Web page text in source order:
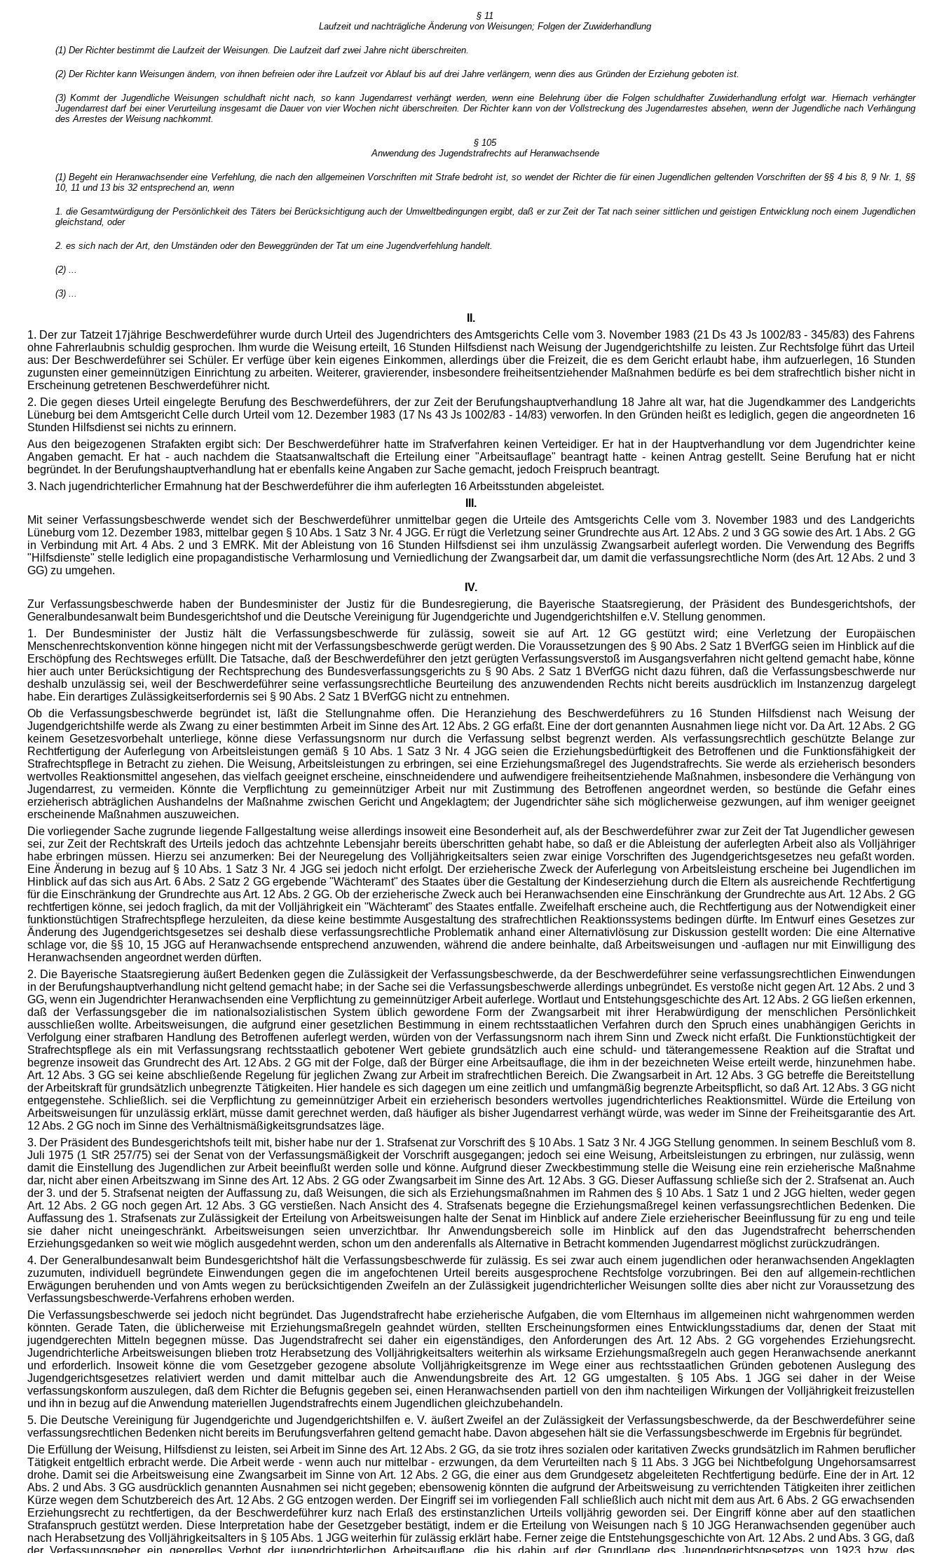
§ 11
Laufzeit und nachträgliche Änderung von Weisungen; Folgen der Zuwiderhandlung
(1) Der Richter bestimmt die Laufzeit der Weisungen. Die Laufzeit darf zwei Jahre nicht überschreiten.
(2) Der Richter kann Weisungen ändern, von ihnen befreien oder ihre Laufzeit vor Ablauf bis auf drei Jahre verlängern, wenn dies aus Gründen der Erziehung geboten ist.
(3) Kommt der Jugendliche Weisungen schuldhaft nicht nach, so kann Jugendarrest verhängt werden, wenn eine Belehrung über die Folgen schuldhafter Zuwiderhandlung erfolgt war. Hiernach verhängter
Jugendarrest darf bei einer Verurteilung insgesamt die Dauer von vier Wochen nicht überschreiten. Der Richter kann von der Vollstreckung des Jugendarrestes absehen, wenn der Jugendliche nach Verhängung
des Arrestes der Weisung nachkommt.
§ 105
Anwendung des Jugendstrafrechts auf Heranwachsende
(1) Begeht ein Heranwachsender eine Verfehlung, die nach den allgemeinen Vorschriften mit Strafe bedroht ist, so wendet der Richter die für einen Jugendlichen geltenden Vorschriften der §§ 4 bis 8, 9 Nr. 1, §§
10, 11 und 13 bis 32 entsprechend an, wenn
1. die Gesamtwürdigung der Persönlichkeit des Täters bei Berücksichtigung auch der Umweltbedingungen ergibt, daß er zur Zeit der Tat nach seiner sittlichen und geistigen Entwicklung noch einem Jugendlichen
gleichstand, oder
2. es sich nach der Art, den Umständen oder den Beweggründen der Tat um eine Jugendverfehlung handelt.
(2) ...
(3) ...
II.
1. Der zur Tatzeit 17jährige Beschwerdeführer wurde durch Urteil des Jugendrichters des Amtsgerichts Celle vom 3. November 1983 (21 Ds 43 Js 1002/83 - 345/83) des Fahrens
ohne Fahrerlaubnis schuldig gesprochen. Ihm wurde die Weisung erteilt, 16 Stunden Hilfsdienst nach Weisung der Jugendgerichtshilfe zu leisten. Zur Rechtsfolge führt das Urteil
aus: Der Beschwerdeführer sei Schüler. Er verfüge über kein eigenes Einkommen, allerdings über die Freizeit, die es dem Gericht erlaubt habe, ihm aufzuerlegen, 16 Stunden
zugunsten einer gemeinnützigen Einrichtung zu arbeiten. Weiterer, gravierender, insbesondere freiheitsentziehender Maßnahmen bedürfe es bei dem strafrechtlich bisher nicht in
Erscheinung getretenen Beschwerdeführer nicht.
2. Die gegen dieses Urteil eingelegte Berufung des Beschwerdeführers, der zur Zeit der Berufungshauptverhandlung 18 Jahre alt war, hat die Jugendkammer des Landgerichts
Lüneburg bei dem Amtsgericht Celle durch Urteil vom 12. Dezember 1983 (17 Ns 43 Js 1002/83 - 14/83) verworfen. In den Gründen heißt es lediglich, gegen die angeordneten 16
Stunden Hilfsdienst sei nichts zu erinnern.
Aus den beigezogenen Strafakten ergibt sich: Der Beschwerdeführer hatte im Strafverfahren keinen Verteidiger. Er hat in der Hauptverhandlung vor dem Jugendrichter keine
Angaben gemacht. Er hat - auch nachdem die Staatsanwaltschaft die Erteilung einer "Arbeitsauflage" beantragt hatte - keinen Antrag gestellt. Seine Berufung hat er nicht
begründet. In der Berufungshauptverhandlung hat er ebenfalls keine Angaben zur Sache gemacht, jedoch Freispruch beantragt.
3. Nach jugendrichterlicher Ermahnung hat der Beschwerdeführer die ihm auferlegten 16 Arbeitsstunden abgeleistet.
III.
Mit seiner Verfassungsbeschwerde wendet sich der Beschwerdeführer unmittelbar gegen die Urteile des Amtsgerichts Celle vom 3. November 1983 und des Landgerichts
Lüneburg vom 12. Dezember 1983, mittelbar gegen § 10 Abs. 1 Satz 3 Nr. 4 JGG. Er rügt die Verletzung seiner Grundrechte aus Art. 12 Abs. 2 und 3 GG sowie des Art. 1 Abs. 2 GG
in Verbindung mit Art. 4 Abs. 2 und 3 EMRK. Mit der Ableistung von 16 Stunden Hilfsdienst sei ihm unzulässig Zwangsarbeit auferlegt worden. Die Verwendung des Begriffs
"Hilfsdienste" stelle lediglich eine propagandistische Verharmlosung und Verniedlichung der Zwangsarbeit dar, um damit die verfassungsrechtliche Norm (des Art. 12 Abs. 2 und 3
GG) zu umgehen.
IV.
Zur Verfassungsbeschwerde haben der Bundesminister der Justiz für die Bundesregierung, die Bayerische Staatsregierung, der Präsident des Bundesgerichtshofs, der
Generalbundesanwalt beim Bundesgerichtshof und die Deutsche Vereinigung für Jugendgerichte und Jugendgerichtshilfen e.V. Stellung genommen.
1. Der Bundesminister der Justiz hält die Verfassungsbeschwerde für zulässig, soweit sie auf Art. 12 GG gestützt wird; eine Verletzung der Europäischen
Menschenrechtskonvention könne hingegen nicht mit der Verfassungsbeschwerde gerügt werden. Die Voraussetzungen des § 90 Abs. 2 Satz 1 BVerfGG seien im Hinblick auf die
Erschöpfung des Rechtsweges erfüllt. Die Tatsache, daß der Beschwerdeführer den jetzt gerügten Verfassungsverstoß im Ausgangsverfahren nicht geltend gemacht habe, könne
hier auch unter Berücksichtigung der Rechtsprechung des Bundesverfassungsgerichts zu § 90 Abs. 2 Satz 1 BVerfGG nicht dazu führen, daß die Verfassungsbeschwerde nur
deshalb unzulässig sei, weil der Beschwerdeführer seine verfassungsrechtliche Beurteilung des anzuwendenden Rechts nicht bereits ausdrücklich im Instanzenzug dargelegt
habe. Ein derartiges Zulässigkeitserfordernis sei § 90 Abs. 2 Satz 1 BVerfGG nicht zu entnehmen.
Ob die Verfassungsbeschwerde begründet ist, läßt die Stellungnahme offen. Die Heranziehung des Beschwerdeführers zu 16 Stunden Hilfsdienst nach Weisung der
Jugendgerichtshilfe werde als Zwang zu einer bestimmten Arbeit im Sinne des Art. 12 Abs. 2 GG erfaßt. Eine der dort genannten Ausnahmen liege nicht vor. Da Art. 12 Abs. 2 GG
keinem Gesetzesvorbehalt unterliege, könne diese Verfassungsnorm nur durch die Verfassung selbst begrenzt werden. Als verfassungsrechtlich geschützte Belange zur
Rechtfertigung der Auferlegung von Arbeitsleistungen gemäß § 10 Abs. 1 Satz 3 Nr. 4 JGG seien die Erziehungsbedürftigkeit des Betroffenen und die Funktionsfähigkeit der
Strafrechtspflege in Betracht zu ziehen. Die Weisung, Arbeitsleistungen zu erbringen, sei eine Erziehungsmaßregel des Jugendstrafrechts. Sie werde als erzieherisch besonders
wertvolles Reaktionsmittel angesehen, das vielfach geeignet erscheine, einschneidendere und aufwendigere freiheitsentziehende Maßnahmen, insbesondere die Verhängung von
Jugendarrest, zu vermeiden. Könnte die Verpflichtung zu gemeinnütziger Arbeit nur mit Zustimmung des Betroffenen angeordnet werden, so bestünde die Gefahr eines
erzieherisch abträglichen Aushandelns der Maßnahme zwischen Gericht und Angeklagtem; der Jugendrichter sähe sich möglicherweise gezwungen, auf ihm weniger geeignet
erscheinende Maßnahmen auszuweichen.
Die vorliegender Sache zugrunde liegende Fallgestaltung weise allerdings insoweit eine Besonderheit auf, als der Beschwerdeführer zwar zur Zeit der Tat Jugendlicher gewesen
sei, zur Zeit der Rechtskraft des Urteils jedoch das achtzehnte Lebensjahr bereits überschritten gehabt habe, so daß er die Ableistung der auferlegten Arbeit also als Volljähriger
habe erbringen müssen. Hierzu sei anzumerken: Bei der Neuregelung des Volljährigkeitsalters seien zwar einige Vorschriften des Jugendgerichtsgesetzes neu gefaßt worden.
Eine Änderung in bezug auf § 10 Abs. 1 Satz 3 Nr. 4 JGG sei jedoch nicht erfolgt. Der erzieherische Zweck der Auferlegung von Arbeitsleistung erscheine bei Jugendlichen im
Hinblick auf das sich aus Art. 6 Abs. 2 Satz 2 GG ergebende "Wächteramt" des Staates über die Gestaltung der Kindeserziehung durch die Eltern als ausreichende Rechtfertigung
für die Einschränkung der Grundrechte aus Art. 12 Abs. 2 GG. Ob der erzieherische Zweck auch bei Heranwachsenden eine Einschränkung der Grundrechte aus Art. 12 Abs. 2 GG
rechtfertigen könne, sei jedoch fraglich, da mit der Volljährigkeit ein "Wächteramt" des Staates entfalle. Zweifelhaft erscheine auch, die Rechtfertigung aus der Notwendigkeit einer
funktionstüchtigen Strafrechtspflege herzuleiten, da diese keine bestimmte Ausgestaltung des strafrechtlichen Reaktionssystems bedingen dürfte. Im Entwurf eines Gesetzes zur
Änderung des Jugendgerichtsgesetzes sei deshalb diese verfassungsrechtliche Problematik anhand einer Alternativlösung zur Diskussion gestellt worden: Die eine Alternative
schlage vor, die §§ 10, 15 JGG auf Heranwachsende entsprechend anzuwenden, während die andere beinhalte, daß Arbeitsweisungen und -auflagen nur mit Einwilligung des
Heranwachsenden angeordnet werden dürften.
2. Die Bayerische Staatsregierung äußert Bedenken gegen die Zulässigkeit der Verfassungsbeschwerde, da der Beschwerdeführer seine verfassungsrechtlichen Einwendungen
in der Berufungshauptverhandlung nicht geltend gemacht habe; in der Sache sei die Verfassungsbeschwerde allerdings unbegründet. Es verstoße nicht gegen Art. 12 Abs. 2 und 3
GG, wenn ein Jugendrichter Heranwachsenden eine Verpflichtung zu gemeinnütziger Arbeit auferlege. Wortlaut und Entstehungsgeschichte des Art. 12 Abs. 2 GG ließen erkennen,
daß der Verfassungsgeber die im nationalsozialistischen System üblich gewordene Form der Zwangsarbeit mit ihrer Herabwürdigung der menschlichen Persönlichkeit
ausschließen wollte. Arbeitsweisungen, die aufgrund einer gesetzlichen Bestimmung in einem rechtsstaatlichen Verfahren durch den Spruch eines unabhängigen Gerichts in
Verfolgung einer strafbaren Handlung des Betroffenen auferlegt werden, würden von der Verfassungsnorm nach ihrem Sinn und Zweck nicht erfaßt. Die Funktionstüchtigkeit der
Strafrechtspflege als ein mit Verfassungsrang rechtsstaatlich gebotener Wert gebiete grundsätzlich auch eine schuld- und täterangemessene Reaktion auf die Straftat und
begrenze insoweit das Grundrecht des Art. 12 Abs. 2 GG mit der Folge, daß der Bürger eine Arbeitsauflage, die ihm in der bezeichneten Weise erteilt werde, hinzunehmen habe.
Art. 12 Abs. 3 GG sei keine abschließende Regelung für jeglichen Zwang zur Arbeit im strafrechtlichen Bereich. Die Zwangsarbeit in Art. 12 Abs. 3 GG betreffe die Bereitstellung
der Arbeitskraft für grundsätzlich unbegrenzte Tätigkeiten. Hier handele es sich dagegen um eine zeitlich und umfangmäßig begrenzte Arbeitspflicht, so daß Art. 12 Abs. 3 GG nicht
entgegenstehe. Schließlich. sei die Verpflichtung zu gemeinnütziger Arbeit ein erzieherisch besonders wertvolles jugendrichterliches Reaktionsmittel. Würde die Erteilung von
Arbeitsweisungen für unzulässig erklärt, müsse damit gerechnet werden, daß häufiger als bisher Jugendarrest verhängt würde, was weder im Sinne der Freiheitsgarantie des Art.
12 Abs. 2 GG noch im Sinne des Verhältnismäßigkeitsgrundsatzes läge.
3. Der Präsident des Bundesgerichtshofs teilt mit, bisher habe nur der 1. Strafsenat zur Vorschrift des § 10 Abs. 1 Satz 3 Nr. 4 JGG Stellung genommen. In seinem Beschluß vom 8.
Juli 1975 (1 StR 257/75) sei der Senat von der Verfassungsmäßigkeit der Vorschrift ausgegangen; jedoch sei eine Weisung, Arbeitsleistungen zu erbringen, nur zulässig, wenn
damit die Einstellung des Jugendlichen zur Arbeit beeinflußt werden solle und könne. Aufgrund dieser Zweckbestimmung stelle die Weisung eine rein erzieherische Maßnahme
dar, nicht aber einen Arbeitszwang im Sinne des Art. 12 Abs. 2 GG oder Zwangsarbeit im Sinne des Art. 12 Abs. 3 GG. Dieser Auffassung schließe sich der 2. Strafsenat an. Auch
der 3. und der 5. Strafsenat neigten der Auffassung zu, daß Weisungen, die sich als Erziehungsmaßnahmen im Rahmen des § 10 Abs. 1 Satz 1 und 2 JGG hielten, weder gegen
Art. 12 Abs. 2 GG noch gegen Art. 12 Abs. 3 GG verstießen. Nach Ansicht des 4. Strafsenats begegne die Erziehungsmaßregel keinen verfassungsrechtlichen Bedenken. Die
Auffassung des 1. Strafsenats zur Zulässigkeit der Erteilung von Arbeitsweisungen halte der Senat im Hinblick auf andere Ziele erzieherischer Beeinflussung für zu eng und teile
sie daher nicht uneingeschränkt. Arbeitsweisungen seien unverzichtbar. Ihr Anwendungsbereichsolle im Hinblick auf den das Jugendstrafrecht beherrschenden
Erziehungsgedanken so weit wie möglich ausgedehnt werden, schon um den anderenfalls als Alternative in Betracht kommenden Jugendarrest möglichst zurückzudrängen.
4. Der Generalbundesanwalt beim Bundesgerichtshof hält die Verfassungsbeschwerde für zulässig. Es sei zwar auch einem jugendlichen oder heranwachsenden Angeklagten
zuzumuten, individuell begründete Einwendungen gegen die im angefochtenen Urteil bereits ausgesprochene Rechtsfolge vorzubringen. Bei den auf allgemein-rechtlichen
Erwägungen beruhenden und von Amts wegen zu berücksichtigenden Zweifeln an der Zulässigkeit jugendrichterlicher Weisungen sollte dies aber nicht zur Voraussetzung des
Verfassungsbeschwerde-Verfahrens erhoben werden.
Die Verfassungsbeschwerde sei jedoch nicht begründet. Das Jugendstrafrecht habe erzieherische Aufgaben, die vom Elternhaus im allgemeinen nicht wahrgenommen werden
könnten. Gerade Taten, die üblicherweise mit Erziehungsmaßregeln geahndet würden, stellten Erscheinungsformen eines Entwicklungsstadiums dar, denen der Staat mit
jugendgerechten Mitteln begegnen müsse. Das Jugendstrafrecht sei daher ein eigenständiges, den Anforderungen des Art. 12 Abs. 2 GG vorgehendes Erziehungsrecht.
Jugendrichterliche Arbeitsweisungen blieben trotz Herabsetzung des Volljährigkeitsalters weiterhin als wirksame Erziehungsmaßregeln auch gegen Heranwachsende anerkannt
und erforderlich. Insoweit könne die vom Gesetzgeber gezogene absolute Volljährigkeitsgrenze im Wege einer aus rechtsstaatlichen Gründen gebotenen Auslegung des
Jugendgerichtsgesetzes relativiert werden und damit mittelbar auch die Anwendungsbreite des Art. 12 GG umgestalten. § 105 Abs. 1 JGG sei daher in der Weise
verfassungskonform auszulegen, daß dem Richter die Befugnis gegeben sei, einen Heranwachsenden partiell von den ihm nachteiligen Wirkungen der Volljährigkeit freizustellen
und ihn in bezug auf die Anwendung materiellen Jugendstrafrechts einem Jugendlichen gleichzubehandeln.
5. Die Deutsche Vereinigung für Jugendgerichte und Jugendgerichtshilfen e. V. äußert Zweifel an der Zulässigkeit der Verfassungsbeschwerde, da der Beschwerdeführer seine
verfassungsrechtlichen Bedenken nicht bereits im Berufungsverfahren geltend gemacht habe. Davon abgesehen hält sie die Verfassungsbeschwerde im Ergebnis für begründet.
Die Erfüllung der Weisung, Hilfsdienst zu leisten, sei Arbeit im Sinne des Art. 12 Abs. 2 GG, da sie trotz ihres sozialen oder karitativen Zwecks grundsätzlich im Rahmen beruflicher
Tätigkeit entgeltlich erbracht werde. Die Arbeit werde - wenn auch nur mittelbar - erzwungen, da dem Verurteilten nach § 11 Abs. 3 JGG bei Nichtbefolgung Ungehorsamsarrest
drohe. Damit sei die Arbeitsweisung eine Zwangsarbeit im Sinne von Art. 12 Abs. 2 GG, die einer aus dem Grundgesetz abgeleiteten Rechtfertigung bedürfe. Eine der in Art. 12
Abs. 2 und Abs. 3 GG ausdrücklich genannten Ausnahmen sei nicht gegeben; ebensowenig könnten die aufgrund der Arbeitsweisung zu verrichtenden Tätigkeiten ihrer zeitlichen
Kürze wegen dem Schutzbereich des Art. 12 Abs. 2 GG entzogen werden. Der Eingriff sei im vorliegenden Fall schließlich auch nicht mit dem aus Art. 6 Abs. 2 GG erwachsenden
Erziehungsrecht zu rechtfertigen, da der Beschwerdeführer kurz nach Erlaß des erstinstanzlichen Urteils volljährig geworden sei. Der Eingriff könne aber auf den staatlichen
Strafanspruch gestützt werden. Diese Interpretation habe der Gesetzgeber bestätigt, indem er die Erteilung von Weisungen nach § 10 JGG Heranwachsenden gegenüber auch
nach Herabsetzung des Volljährigkeitsalters in § 105 Abs. 1 JGG weiterhin für zulässig erklärt habe. Ferner zeige die Entstehungsgeschichte von Art. 12 Abs. 2 und Abs. 3 GG, daß
der Verfassungsgeber ein generelles Verbot der jugendrichterlichen Arbeitsauflage, die bis dahin auf der Grundlage des Jugendgerichtsgesetzes von 1923 bzw. des